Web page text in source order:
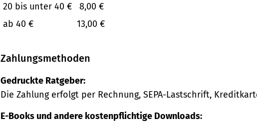
20 bis unter 40 €
8,00 €
ab 40 €
13,00 €
Zahlungsmethoden
Gedruckte Ratgeber:
Die Zahlung erfolgt per Rechnung, SEPA-Lastschrift,
E-Books und andere kostenpflichtige Downloads: